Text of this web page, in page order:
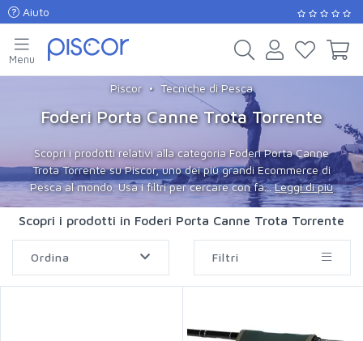
Aiuto
Menu
Piscor Tecniche di Pesca
Foderi Porta Canne Trota Torrente
Scopri i prodotti relativi alla categoria Foderi Porta Canne
Trota Torrente su Piscor, uno dei più grandi Ecommerce di
Pesca al mondo. Usa i filtri per cercare con fa... Leggi di più
Scopri i prodotti in Foderi Porta Canne Trota Torrente
Ordina Filtri